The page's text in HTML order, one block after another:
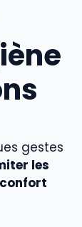
gestes
les